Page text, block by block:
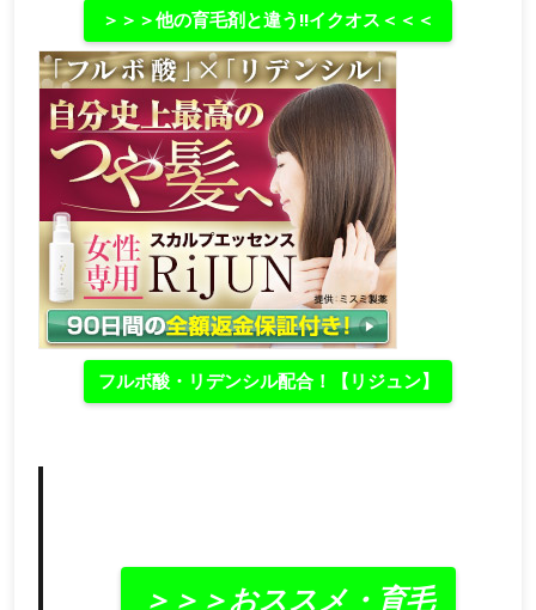
＞＞＞他の育毛剤と違う‼イクオス＜＜＜
フルボ酸・リデンシル配合！【リジュン】
＞＞＞おススメ・育毛